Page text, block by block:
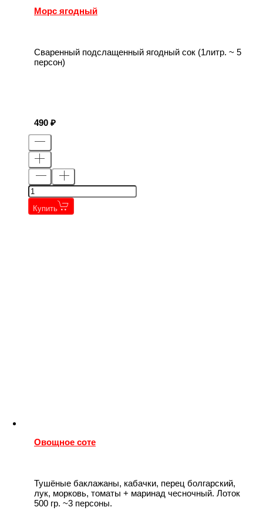
Морс ягодный
Сваренный подслащенный ягодный сок (1литр. ~ 5
персон)
490
Купить
Овощное соте
Тушёные баклажаны, кабачки, перец болгарский,
лук, морковь, томаты + маринад чесночный. Лоток
500 гр. ~3 персоны.